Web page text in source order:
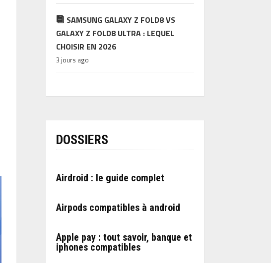
SAMSUNG GALAXY Z FOLD8 VS
GALAXY Z FOLD8 ULTRA : LEQUEL
CHOISIR EN 2026
3 jours ago
DOSSIERS
Airdroid : le guide complet
Airpods compatibles à android
Apple pay : tout savoir, banque et
iphones compatibles